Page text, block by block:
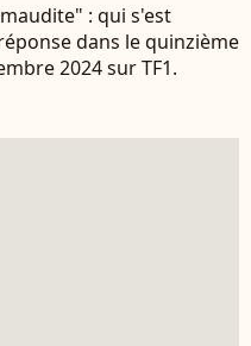
: qui s'est
dans le quinzième
2024 sur TF1.